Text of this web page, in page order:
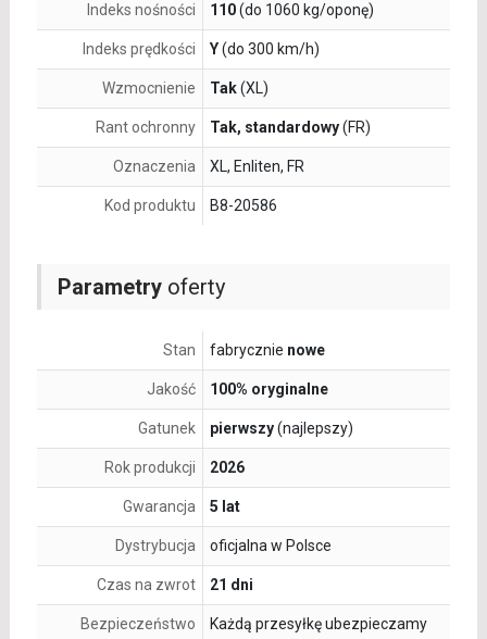
Parametryoferty
Stan fabrycznie nowe
Jakość 100% oryginalne
Gatunek pierwszy(najlepszy)
Rok produkcji 2026
Gwarancja 5 lat
Dystrybucja oficjalna w Polsce
Czas na zwrot 21 dni
Bezpieczeństwo
Każdą przesyłkę ubezpieczamy
Indeks nośności 110(do 1060 kg/oponę)
Indeks prędkości Y(do 300 km/h)
Wzmocnienie Tak(XL)
Rant ochronny Tak, standardowy(FR)
Oznaczenia XL, Enliten, FR
Kod produktu B8-20586